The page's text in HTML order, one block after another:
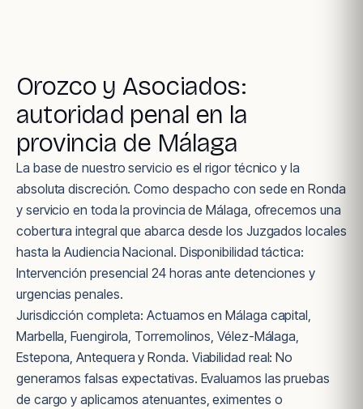
Orozco y Asociados:
autoridad penal en la
provincia de Málaga
La base de nuestro servicio es el rigor técnico y la
absoluta discreción. Como despacho con sede en Ronda
y servicio en toda la provincia de Málaga, ofrecemos una
cobertura integral que abarca desde los Juzgados locales
hasta la Audiencia Nacional. Disponibilidad táctica:
Intervención presencial 24 horas ante detenciones y
urgencias penales.
Jurisdicción completa: Actuamos en Málaga capital,
Marbella, Fuengirola, Torremolinos, Vélez-Málaga,
Estepona, Antequera y Ronda. Viabilidad real: No
generamos falsas expectativas. Evaluamos las pruebas
de cargo y aplicamos atenuantes, eximentes o